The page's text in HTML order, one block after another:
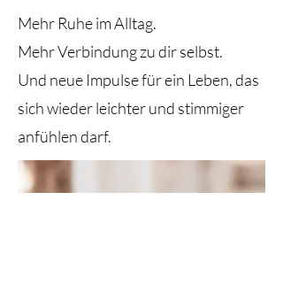
Mehr Ruhe im Alltag.
Mehr Verbindung zu dir selbst.
Und neue Impulse für ein Leben, das
sich wieder leichter und stimmiger
anfühlen darf.